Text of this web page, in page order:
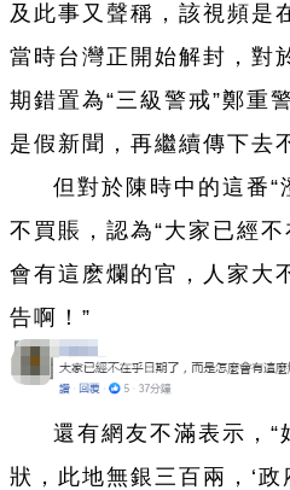
及此事又聲稱，該視頻是
當時台灣正開始解封，對
期錯置為“三級警戒”鄭重
是假新聞，再繼續傳下去
但對於陳時中的這番“
不買賬，認為“大家已經
會有這麽爛的官，人家大
告啊！”
還有網友不滿表示，
狀，此地無銀三百兩，‘政